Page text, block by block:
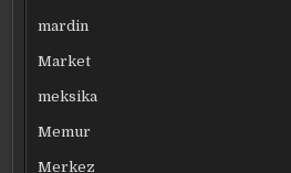
mardin
Market
meksika
Memur
Merkez